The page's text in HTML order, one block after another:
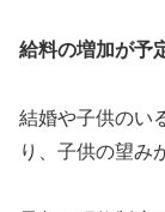
給料の増加が予
結婚や子供のい
り、子供の望み